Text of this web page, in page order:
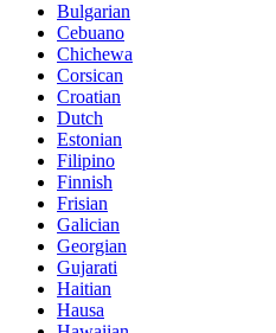
Bulgarian
Cebuano
Chichewa
Corsican
Croatian
Dutch
Estonian
Filipino
Finnish
Frisian
Galician
Georgian
Gujarati
Haitian
Hausa